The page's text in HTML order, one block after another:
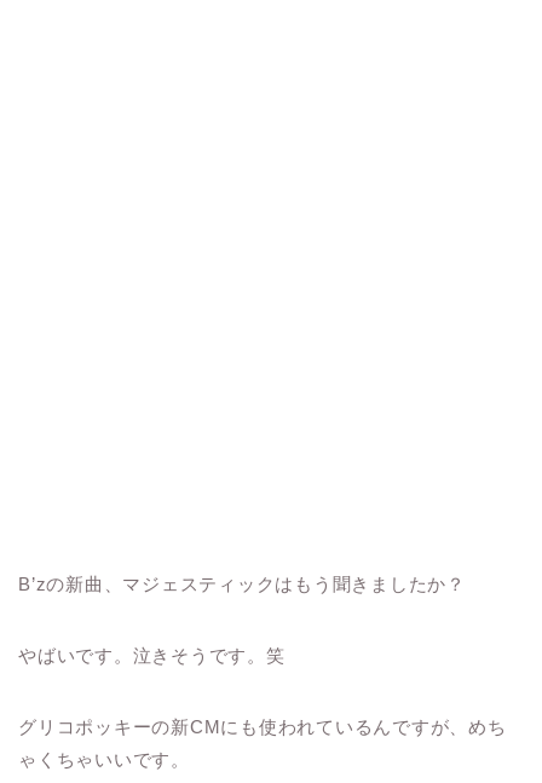
B’zの新曲、マジェスティックはもう聞きましたか？
やばいです。泣きそうです。笑
グリコポッキーの新CMにも使われているんですが、めち
ゃくちゃいいです。